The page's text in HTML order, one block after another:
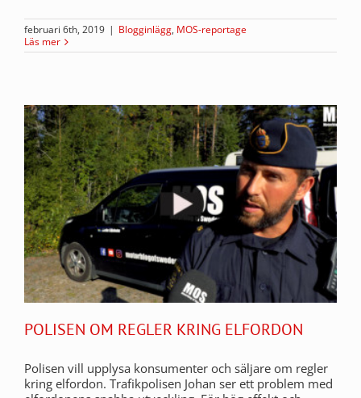
februari 6th, 2019 | Blogginlägg, MOS-reportage
Läs mer
POLISEN OM REGLER KRING ELFORDON
Polisen vill upplysa konsumenter och säljare om regler
kring elfordon. Trafikpolisen Johan ser ett problem med